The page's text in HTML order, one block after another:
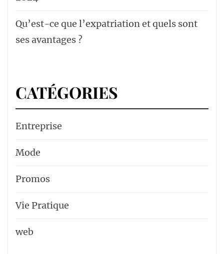
Qu’est-ce que l’expatriation et quels sont
ses avantages ?
CATÉGORIES
Entreprise
Mode
Promos
Vie Pratique
web